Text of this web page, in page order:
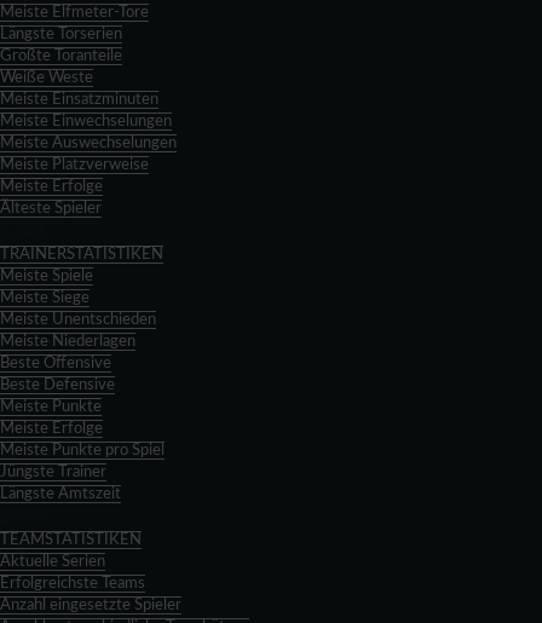
Meiste Elfmeter-Tore
Längste Torserien
Größte Toranteile
Weiße Weste
Meiste Einsatzminuten
Meiste Einwechselungen
Meiste Auswechselungen
Meiste Platzverweise
Meiste Erfolge
Älteste Spieler
TRAINERSTATISTIKEN
Meiste Spiele
Meiste Siege
Meiste Unentschieden
Meiste Niederlagen
Beste Offensive
Beste Defensive
Meiste Punkte
Meiste Erfolge
Meiste Punkte pro Spiel
Jüngste Trainer
Längste Amtszeit
TEAMSTATISTIKEN
Aktuelle Serien
Erfolgreichste Teams
Anzahl eingesetzte Spieler